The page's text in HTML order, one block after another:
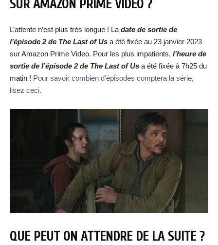
SUR AMAZON PRIME VIDEO ?
L’attente n’est plus très longue ! La date de sortie de
l’épisode 2 de The Last of Us a été fixée au 23 janvier 2023
sur Amazon Prime Video. Pour les plus impatients, l’heure de
sortie de l’épisode 2 de The Last of Us a été fixée à 7h25 du
matin ! Pour savoir combien d’épisodes comptera la série,
lisez ceci.
QUE PEUT ON ATTENDRE DE LA SUITE ?